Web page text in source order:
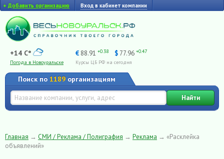
+ Добавить организацию Вход в кабинет компании
+14 C°
Погода в Новоуральске
€ 88.91 +0.38 $ 77.96 +0.47
Курсы ЦБ РФ на сегодня
Поиск по 1189 организациям
Найти
Главная → СМИ / Реклама / Полиграфия → Реклама → «Расклейка
объявлений»